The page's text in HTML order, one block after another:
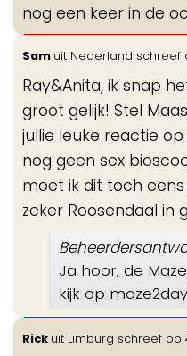
nog een keer in de
Sam uit Nederland schreef
Ray&Anita, ik snap
groot gelijk! Stel
jullie leuke reactie
nog geen sex
moet ik dit toch
zeker Roosendaal in
Ja hoor, de
kijk op
Rick uit Limburg schreef op